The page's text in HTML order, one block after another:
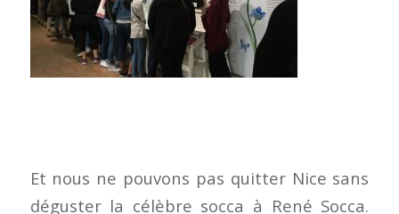
Et nous ne pouvons pas quitter Nice sans
déguster la célèbre socca à René Socca.